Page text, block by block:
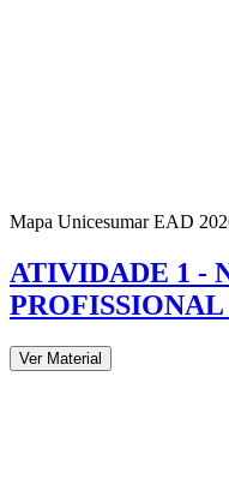
Mapa Unicesumar EAD
ATIVIDADE 1 -
Ver Material